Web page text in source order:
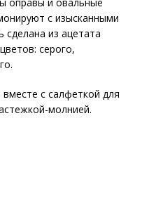
с изысканными
из ацетата
серого,
с салфеткой для
молнией.